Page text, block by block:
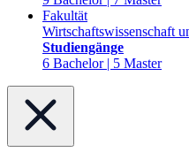
Fakultät
Wirtschaftswissenschaft
Studiengänge
6 Bachelor | 5 Master